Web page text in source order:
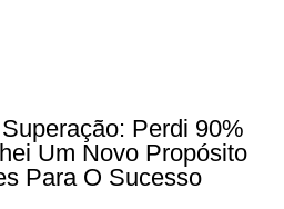
Perdi 90%
Um Novo Propósito
Para O Sucesso